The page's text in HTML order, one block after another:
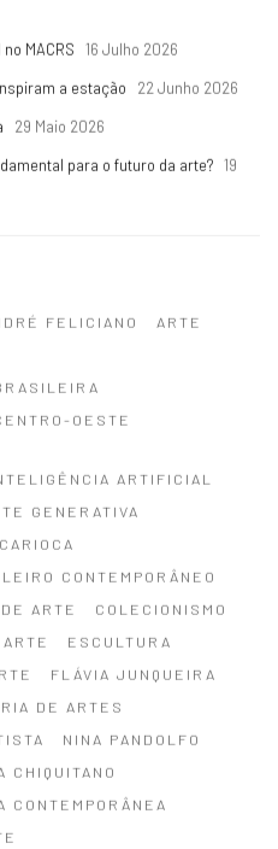
MACRS
16 Julho 2026
a estação
22 Junho 2026
29 Maio 2026
para o futuro da arte? 19
FELICIANO
ARTE
OESTE
ARTIFICIAL
GENERATIVA
CONTEMPORÂNEO
ARTE
COLECIONISMO
ESCULTURA
FLÁVIA JUNQUEIRA
DE ARTES
NINA PANDOLFO
CHIQUITANO
CONTEMPORÂNEA